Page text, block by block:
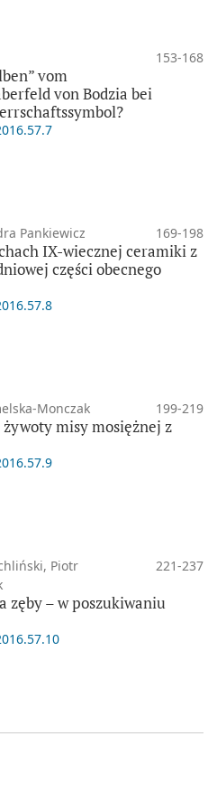
153-168
vom
von Bodzia bei
Pankiewicz 169-198
IX-wiecznej ceramiki z
części obecnego
Monczak 199-219
misy mosiężnej z
Piotr
221-237
zęby – w poszukiwaniu